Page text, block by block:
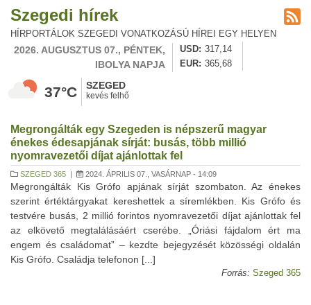
Szegedi hírek
HÍRPORTÁLOK SZEGEDI VONATKOZÁSÚ HÍREI EGY HELYEN
2026. AUGUSZTUS 07., PÉNTEK,
IBOLYA NAPJA
USD
317,14
EUR
365,68
37°C SZEGED
kevés felhő
Megrongálták egy Szegeden is népszerű magyar
énekes édesapjának sírját: busás, több millió
nyomravezetői díjat ajánlottak fel
SZEGED 365 | 2024. ÁPRILIS 07., VASÁRNAP - 14:09
Megrongálták Kis Grófo apjának sírját szombaton. Az énekes
szerint értéktárgyakat kereshettek a síremlékben. Kis Grófo és
testvére busás, 2 millió forintos nyomravezetői díjat ajánlottak fel
az elkövető megtalálásáért cserébe. „Óriási fájdalom ért ma
engem és családomat” – kezdte bejegyzését közösségi oldalán
Kis Grófo. Családja telefonon [...]
Forrás: Szeged 365